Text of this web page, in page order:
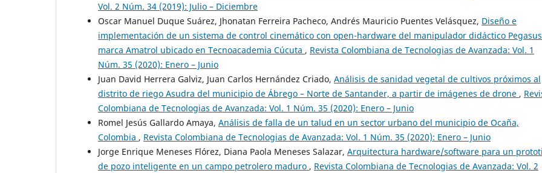
Vol. 2 Núm. 34 (2019): Julio – Diciembre
Oscar Manuel Duque Suárez, Jhonatan Ferreira Pacheco, Andrés Mauricio Puentes Velásquez, Diseño e
implementación de un sistema de control cinemático con open-hardware del manipulador didáctico
marca Amatrol ubicado en Tecnoacademia Cúcuta , Revista Colombiana de Tecnologias de Avanzada: Vol. 1
Núm. 35 (2020): Enero – Junio
Juan David Herrera Galviz, Juan Carlos Hernández Criado, Análisis de sanidad vegetal de cultivos próximos al
distrito de riego Asudra del municipio de Ábrego – Norte de Santander, a partir de imágenes de drone ,
Colombiana de Tecnologias de Avanzada: Vol. 1 Núm. 35 (2020): Enero – Junio
Romel Jesús Gallardo Amaya, Análisis de falla de un talud en un sector urbano del municipio de Ocaña,
Colombia , Revista Colombiana de Tecnologias de Avanzada: Vol. 1 Núm. 35 (2020): Enero – Junio
Jorge Enrique Meneses Flórez, Diana Paola Meneses Salazar, Arquitectura hardware/software para un
de pozo inteligente en un campo petrolero maduro , Revista Colombiana de Tecnologias de Avanzada: Vol. 2